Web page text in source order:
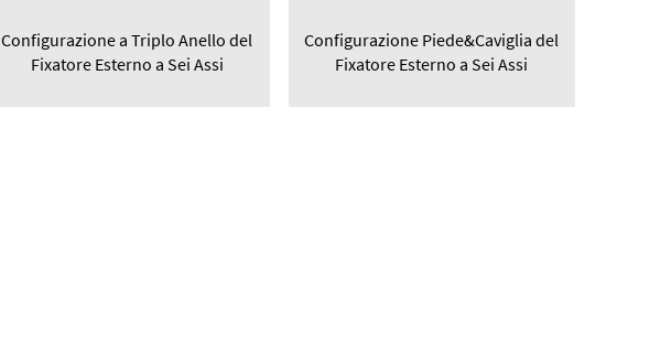
Configurazione a Triplo Anello del
Fixatore Esterno a Sei Assi
Configurazione Piede&Caviglia del
Fixatore Esterno a Sei Assi